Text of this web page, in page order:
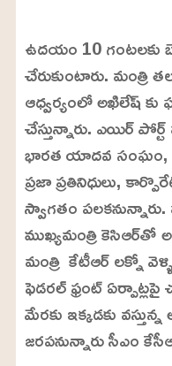
U
n
m
u
t
e
a
d
e
d
2
2
.
9
9
%
ఉదయం 10 గంటలకు
చేరుకుంటారు.
ఆధ్వర్యంలో అఖిలేష్ కు
చేస్తున్నారు. ఎయిర్
భారత యాదవ సంఘం,
ప్రజా ప్రతినిధులు,
స్వాగతం
ముఖ్యమంత్రి కెసిఆర్‌తో
మంత్రి కేటీఆర్‌ లక్నో
ఫెడరల్ ఫ్రంట్
మేరకు ఇక్కడకు
జరపనున్నారు సీఎం